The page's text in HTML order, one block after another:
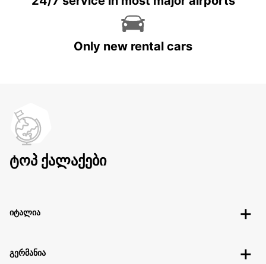
Only new rental cars
ტოპ ქალაქები
იტალია
გერმანია